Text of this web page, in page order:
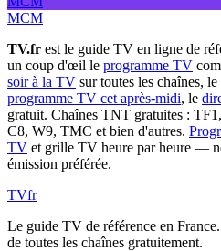
MCM
TV.fr est le guide TV en ligne de
un coup d'œil le programme TV
soir à la TV sur toutes les chaînes, le
programme TV cet après-midi, le
gratuit. Chaînes TNT gratuites :
C8, W9, TMC et bien d'autres.
TV et grille TV heure par heure —
émission préférée.
TVfr
Le guide TV de référence en
de toutes les chaînes gratuitement.